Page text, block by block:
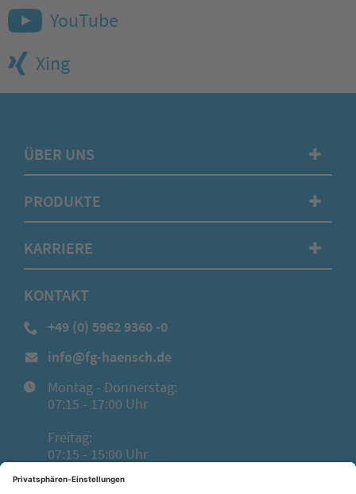
YouTube
Xing
ÜBER UNS ✚
PRODUKTE ✚
KARRIERE ✚
KONTAKT
+49 (0) 5962 9360 -0
info@fg-haensch.de
Montag - Donnerstag:
07:15 - 17:00 Uhr
Freitag:
07:15 - 15:00 Uhr